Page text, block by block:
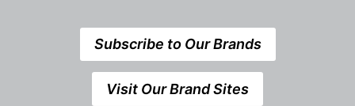
Subscribe to Our Brands
Visit Our Brand Sites